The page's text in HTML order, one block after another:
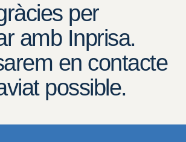
per
amb Inprisa.
en contacte
possible.